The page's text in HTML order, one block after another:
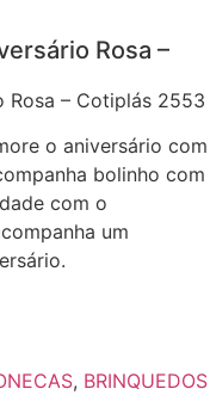
Rosa –
Rosa – Cotiplás 2553
o aniversário com
bolinho com
com o
um
, BRINQUEDOS